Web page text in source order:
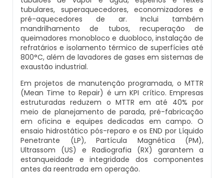
Caldeiraria De Fabricação E Montagem
Industrial
Caldeiraria E Montagem Industrial
Caldeiraria Industrial
Caldeiraria Pesada
Caldeiras De Recuperação De Calor Sensivel
Caldeiras E Aquecedores
Caldeiras E Vasos De Pressão
Inspeção De Segurança De Caldeiras
Inspeção De Segurança Em Caldeiras
Vasos De Pressão
Inspeção De Segurança Em Vasos De
Pressão
Inspeção Dimensional De Caldeiraria
Manutenção De Caldeiras E Aquecedores
Manutenção De Caldeiras Em Sp
Manutenção De Caldeiras Industriais
Manutenção Em Caldeiras De Alta Pressão
Manutenção Preventiva Caldeiras
Montagem Caldeiras
Montagem De Caldeiras
Caldeira Geradora De Vapor A Lenha
Caldeira Locomotiva A Vapor
Caldeira Usada A Venda
Caldeira Vapor A Lenha
Compra E Venda De Caldeiras Usadas
Comprar Caldeira A Vapor
Comprar Caldeira De Vapor
Cotação De Caldeira A Gás
Distribuidor De Caldeira A Gás
Empresa De Caldeira A Gás
Empresa De Manutenção De Caldeira A Gás
Fornecedor De Caldeira A Gás
Manutenção De Caldeira A Gás
Onde Comprar Caldeira A Gás
tubulares, superaquecedores, economizadores e
pré-aquecedores de ar. Inclui também
mandrilhamento de tubos, recuperação de
queimadores monobloco e duobloco, instalação de
refratários e isolamento térmico de superfícies até
800°C, além de lavadores de gases em sistemas de
exaustão industrial.
Em projetos de manutenção programada, o MTTR
(Mean Time to Repair) é um KPI crítico. Empresas
estruturadas reduzem o MTTR em até 40% por
meio de planejamento de parada, pré-fabricação
em oficina e equipes dedicadas em campo. O
ensaio hidrostático pós-reparo e os END por Líquido
Penetrante (LP), Partícula Magnética (PM),
Ultrassom (US) e Radiografia (RX) garantem a
estanqueidade e integridade dos componentes
antes da reentrada em operação.